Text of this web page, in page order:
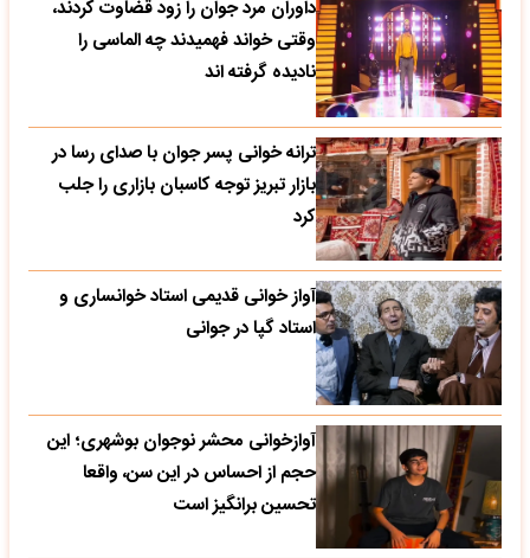
داوران مرد جوان را زود قضاوت کردند،
وقتی خواند فهمیدند چه الماسی را
نادیده گرفته اند
ترانه خوانی پسر جوان با صدای رسا در
بازار تبریز توجه کاسبان بازاری را جلب
کرد
آواز خوانی قدیمی استاد خوانساری و
استاد گپا در جوانی
آوازخوانی محشر نوجوان بوشهری؛ این
حجم از احساس در این سن، واقعا
تحسین‌ برانگیز است